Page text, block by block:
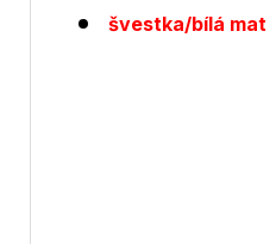
švestka/bílá mat